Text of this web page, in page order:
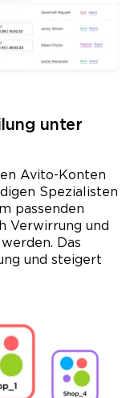
unter
Avito-Konten
Spezialisten
passenden
Verwirrung und
Das
und steigert